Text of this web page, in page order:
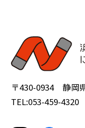
〒430-0934 静岡
TEL:053-459-4320